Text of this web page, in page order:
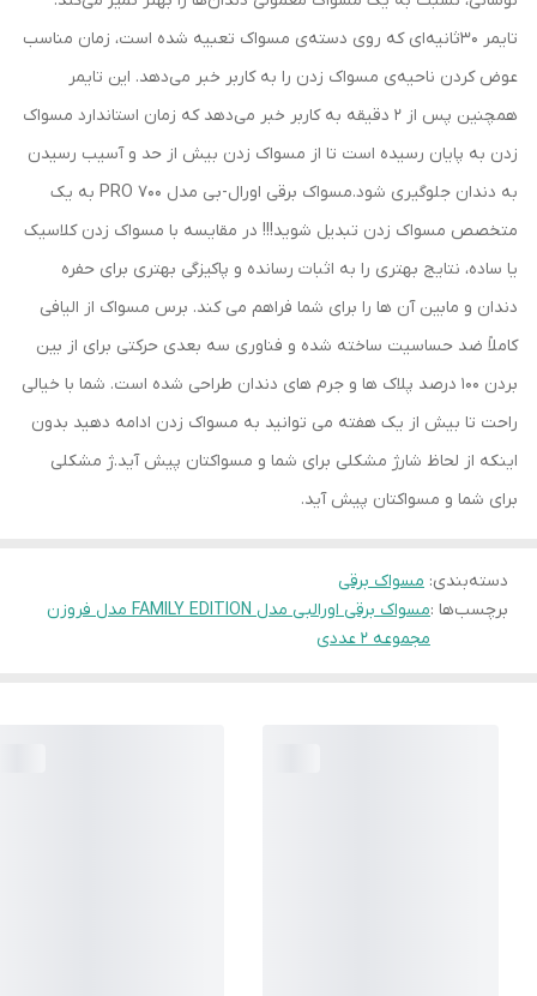
تایمر 30ثانیه‌ای که روی دسته‌ی مسواک تعبیه شده است، زمان مناسب
عوض کردن ناحیه‌ی مسواک زدن را به کاربر خبر می‌دهد. این تایمر
همچنین پس از 2 دقیقه به کاربر خبر می‌دهد که زمان استاندارد مسواک
زدن به پایان رسیده است تا از مسواک زدن بیش از حد و آسیب رسیدن
به دندان‌ جلوگیری شود.مسواک برقی اورال-بی مدل PRO 700 به یک
متخصص مسواک زدن تبدیل شوید!!! در مقایسه با مسواک زدن کلاسیک
یا ساده، نتایج بهتری را به اثبات رسانده و پاکیزگی بهتری برای حفره
دندان و مابین آن ها را برای شما فراهم می کند. برس مسواک از الیافی
کاملاً ضد حساسیت ساخته شده و فناوری سه بعدی حرکتی برای از بین
بردن 100 درصد پلاک ها و جرم های دندان طراحی شده است. شما با خیالی
راحت تا بیش از یک هفته می توانید به مسواک زدن ادامه دهید بدون
اینکه از لحاظ شارژ مشکلی برای شما و مسواکتان پیش آید.ژ مشکلی
برای شما و مسواکتان پیش آید.
دسته‌بندی: مسواک برقی
برچسب‌ها :
مسواک برقی اورالبی مدل FAMILY EDITION مدل فروزن
مجموعه 2 عددی